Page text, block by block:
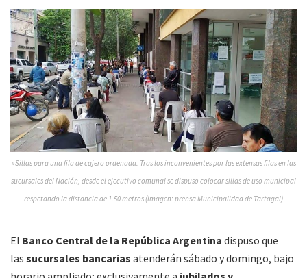
»Sillas para una fila de cajero ordenada. Tras los inconvenientes por las extensas filas en las
sucursales del Nación, desde el ejecutivo comunal se dispuso colocar sillas de uso municipal
respetando la distancia de 1.50 metros (Imagen: prensa Municipalidad de Tartagal)
El Banco Central de la República Argentina dispuso que
las sucursales bancarias atenderán sábado y domingo, bajo